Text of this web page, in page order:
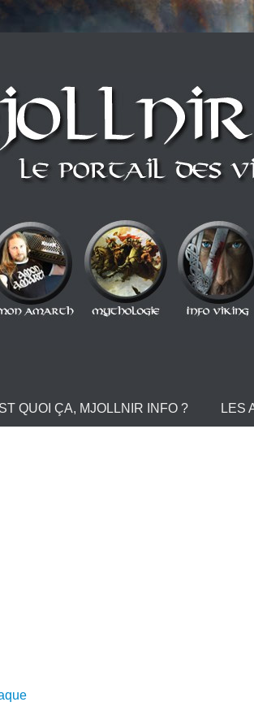
le Portail
style Berzerker ! Alors si vous vous sentez une
QUOI ÇA, MJOLLNIR INFO ? LES